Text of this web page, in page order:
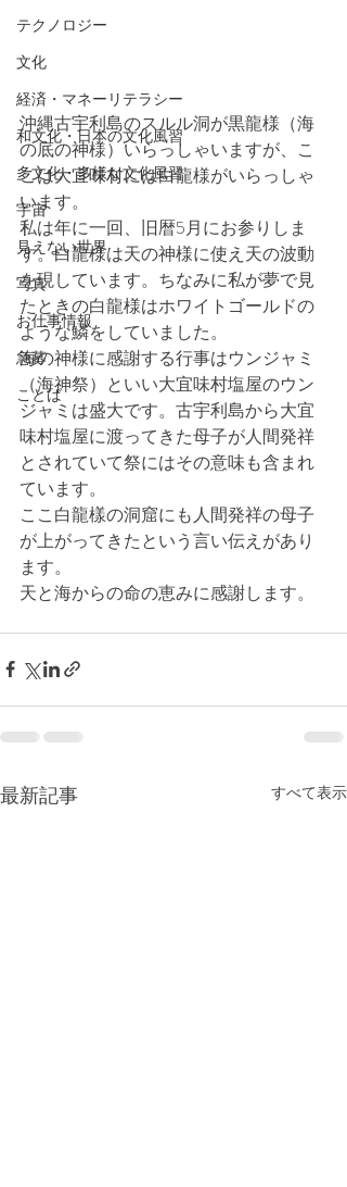
テクノロジー
文化
経済・マネーリテラシー
和文化・日本の文化風習
多文化・多様な文化風習
宇宙
見えない世界
写真
お仕事情報
急募
ことば
沖縄古宇利島のスルル洞が黒龍様（海
の底の神様）いらっしゃいますが、こ
こは大宜味村には白龍様がいらっしゃ
います。
私は年に一回、旧暦5月にお参りしま
す。白龍様は天の神様に使え天の波動
を現しています。ちなみに私が夢で見
たときの白龍様はホワイトゴールドの
ような鱗をしていました。
海の神様に感謝する行事はウンジャミ
（海神祭）といい大宜味村塩屋のウン
ジャミは盛大です。古宇利島から大宜
味村塩屋に渡ってきた母子が人間発祥
とされていて祭にはその意味も含まれ
ています。
ここ白龍樣の洞窟にも人間発祥の母子
が上がってきたという言い伝えがあり
ます。
天と海からの命の恵みに感謝します。
最新記事 すべて表示